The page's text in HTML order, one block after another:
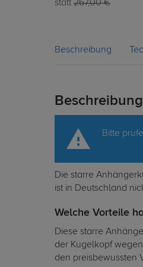
statt 267,00 €
Beschreibung
Beschreibung
Bitte
Die starre
ist in Deutschland
Welche Vorteile
Diese starre
der Kugelkopf
den preisbewussten